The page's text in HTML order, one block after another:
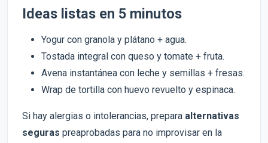
Ideas listas en 5 minutos
Yogur con granola y plátano + agua.
Tostada integral con queso y tomate + fruta.
Avena instantánea con leche y semillas + fresas.
Wrap de tortilla con huevo revuelto y espinaca.
Si hay alergias o intolerancias, prepara alternativas
seguras preaprobadas para no improvisar en la